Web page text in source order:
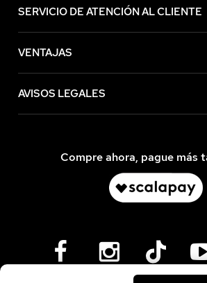
SERVICIO DE ATENCIÓN AL CLIENTE
VENTAJAS
AVISOS LEGALES
Compre ahora, pague más